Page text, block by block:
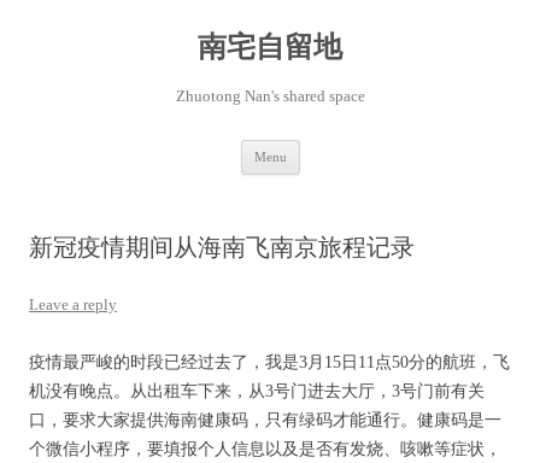
南宅自留地
Zhuotong Nan's shared space
Menu
新冠疫情期间从海南飞南京旅程记录
Leave a reply
疫情最严峻的时段已经过去了，我是3月15日11点50分的航班，飞
机没有晚点。从出租车下来，从3号门进去大厅，3号门前有关
口，要求大家提供海南健康码，只有绿码才能通行。健康码是一
个微信小程序，要填报个人信息以及是否有发烧、咳嗽等症状，